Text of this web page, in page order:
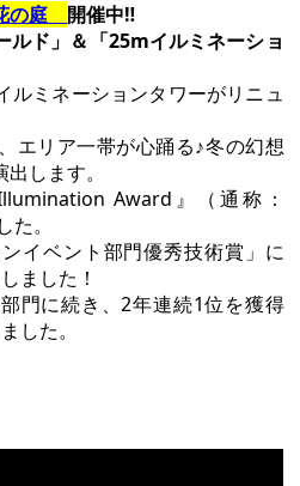
の庭 開催中‼
ルド」＆「25mイルミネーショ
ルミネーションタワーがリニュ
エリア一帯が心踊る♪冬の幻想
します。
Award』（通称：
。
イベント部門優秀技術賞」に
ました！
門に続き、2年連続1位を獲得
した。